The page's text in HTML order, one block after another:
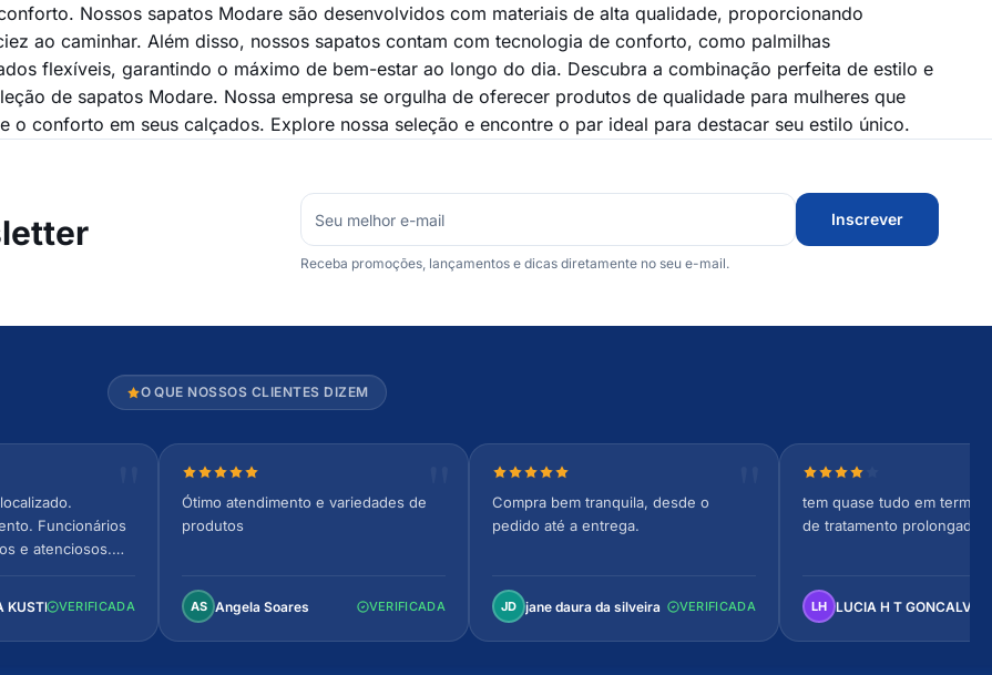
Nossos sapatos Modare são desenvolvidos com materiais de alta qualidade, proporcionando
ao caminhar. Além disso, nossos sapatos contam com tecnologia de conforto, como palmilhas
flexíveis, garantindo o máximo de bem-estar ao longo do dia. Descubra a combinação perfeita de estilo e
de sapatos Modare. Nossa empresa se orgulha de oferecer produtos de qualidade para mulheres que
o conforto em seus calçados. Explore nossa seleção e encontre o par ideal para destacar seu estilo único.
Inscrever
Receba promoções, lançamentos e dicas diretamente no seu e-mail.
O QUE NOSSOS CLIENTES DIZEM
Funcionários
e atenciosos.
KUSTERVERIFICADA
Nota 5 de 5 estrelas
Ótimo atendimento e variedades de
produtos
AS Angela Soares VERIFICADA
Nota 5 de 5 estrelas
Compra bem tranquila, desde o
pedido até a entrega.
JD jane daura da silveira VERIFICADA
Nota 4 de 5 estrelas
tem quase tudo em
de tratamento prolongado
LH LUCIA H T GONCALVES